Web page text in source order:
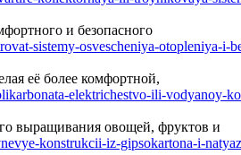
и безопасного
её более комфортной,
выращивания овощей, фруктов и